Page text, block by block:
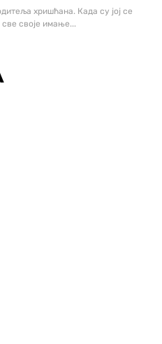
хришћана. Када су јој се
своје имање...